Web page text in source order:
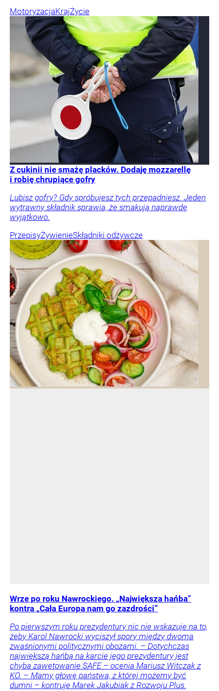
MotoryzacjaKrajŻycie
Z cukinii nie smażę placków. Dodaję mozzarellę
i robię chrupiące gofry
Lubisz gofry? Gdy spróbujesz tych przepadniesz. Jeden
wytrawny składnik sprawia, że smakują naprawdę
wyjątkowo.
PrzepisyŻywienieSkładniki odżywcze
Wrze po roku Nawrockiego. „Największa hańba”
kontra „Cała Europa nam go zazdrości”
Po pierwszym roku prezydentury nic nie wskazuje na to,
żeby Karol Nawrocki wyciszył spory między dwoma
zwaśnionymi politycznymi obozami. – Dotychczas
największą hańbą na karcie jego prezydentury jest
chyba zawetowanie SAFE – ocenia Mariusz Witczak z
KO. – Mamy głowę państwa, z której możemy być
dumni – kontruje Marek Jakubiak z Rozwoju Plus.